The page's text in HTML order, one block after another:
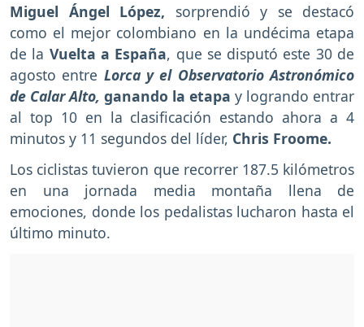
Miguel Ángel López, sorprendió y se destacó
como el mejor colombiano en la undécima etapa
de la Vuelta a España, que se disputó este 30 de
agosto entre Lorca y el Observatorio Astronómico
de Calar Alto, ganando la etapa y logrando entrar
al top 10 en la clasificación estando ahora a 4
minutos y 11 segundos del líder, Chris Froome.
Los ciclistas tuvieron que recorrer 187.5 kilómetros
en una jornada media montaña llena de
emociones, donde los pedalistas lucharon hasta el
último minuto.